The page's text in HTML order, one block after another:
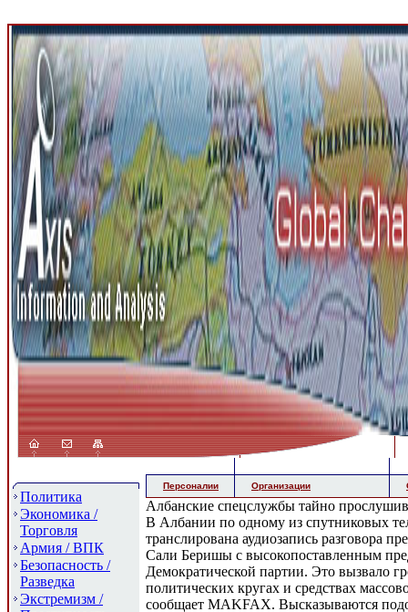
Политика
Экономика /
Торговля
Армия / ВПК
Безопасность /
Разведка
Экстремизм /
Персоналии Организации
Албанские спецслужбы тайно
В Албании по одному из спутниковых
транслирована аудиозапись разговора
Сали Беришы с высокопоставленным
Демократической партии. Это вызвало
политических кругах и средствах
сообщает MAKFAX. Высказываются